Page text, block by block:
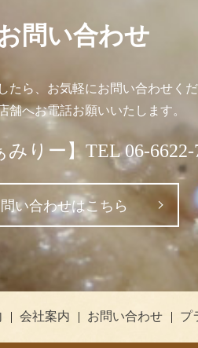
問い合わせ
たら、お気軽にお問い合わせくだ
へお電話お願いいたします。
みりー】TEL 06-6622-
い合わせはこちら
会社案内 お問い合わせ プ